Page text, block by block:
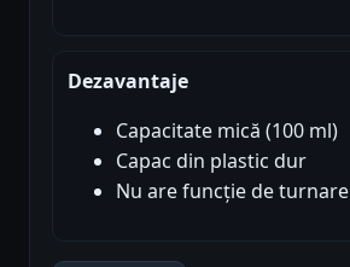
Dezavantaje
Capacitate mică (100 ml)
Capac din plastic dur
Nu are funcție de turnare